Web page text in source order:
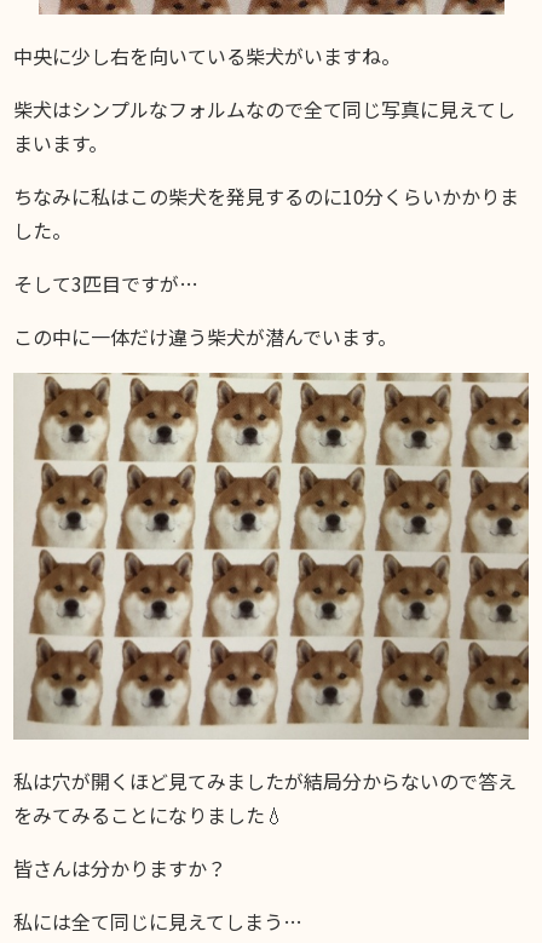
中央に少し右を向いている柴犬がいますね。
柴犬はシンプルなフォルムなので全て同じ写真に見えてし
まいます。
ちなみに私はこの柴犬を発見するのに10分くらいかかりま
した。
そして3匹目ですが…
この中に一体だけ違う柴犬が潜んでいます。
私は穴が開くほど見てみましたが結局分からないので答え
をみてみることになりました💧
皆さんは分かりますか？
私には全て同じに見えてしまう…